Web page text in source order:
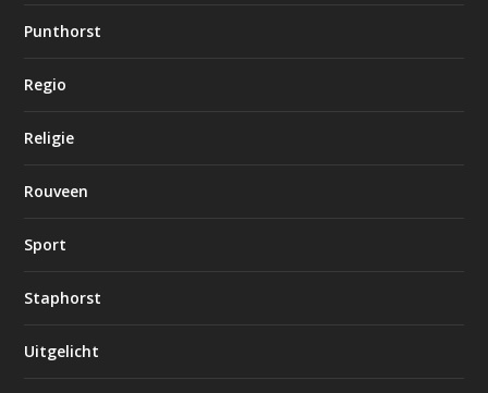
Punthorst
Regio
Religie
Rouveen
Sport
Staphorst
Uitgelicht